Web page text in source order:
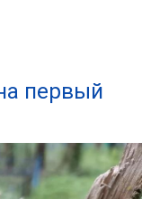
первый